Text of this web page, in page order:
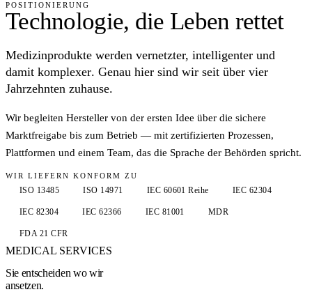
Wir sind da, wo es
wirklich zählt.
Von der Idee über Produktzulassungen bis zum sicheren Betrieb: Wir
entwickeln Komplettsysteme in der Medizintechnik bis zur Klasse
IIb nach MDR oder mit weltweiter Zulassung.
Gespräch vereinbaren→
Whitepaper Cybersecurity →
POSITIONIERUNG
Technologie, die Leben rettet
Medizinprodukte werden vernetzter, intelligenter und
damit komplexer. Genau hier sind wir seit über vier
Jahrzehnten zuhause.
Wir begleiten Hersteller von der ersten Idee über die sichere
Marktfreigabe bis zum Betrieb — mit zertifizierten Prozessen,
Plattformen und einem Team, das die Sprache der Behörden spricht.
WIR LIEFERN KONFORM ZU
ISO 13485 ISO 14971 IEC 60601 Reihe IEC 62304
IEC 82304 IEC 62366 IEC 81001 MDR
FDA 21 CFR
MEDICAL SERVICES
Sie entscheiden wo wir
ansetzen.